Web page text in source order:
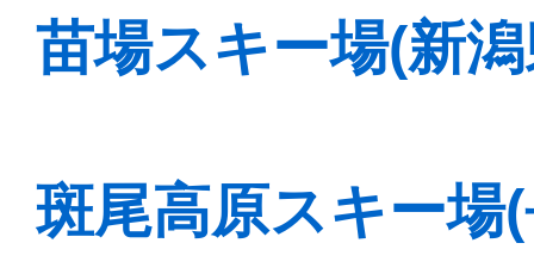
苗場スキー場(新
斑尾高原スキー場